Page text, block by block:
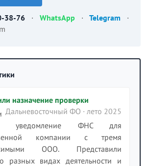
38-76 · WhatsApp ·Telegram ·
назначение проверки
Дальневосточный ФО · лето 2025
уведомление ФНС для
компании с тремя
ООО. Представили
разных видах деятельности и